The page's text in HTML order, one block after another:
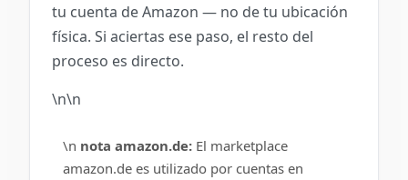
tu cuenta de Amazon — no de tu ubicación
física. Si aciertas ese paso, el resto del
proceso es directo.
\n\n
\n nota amazon.de: El marketplace
amazon.de es utilizado por cuentas en